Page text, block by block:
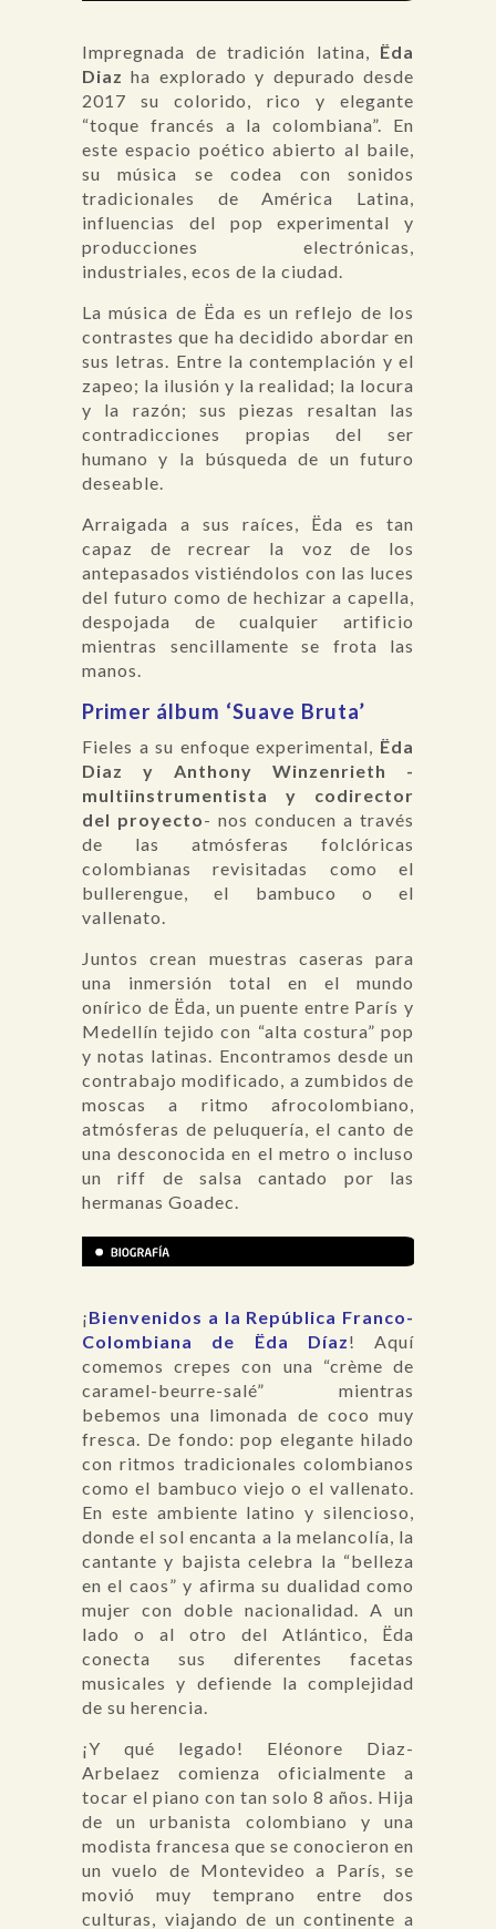
Impregnada de tradición latina, Ëda
Diaz ha explorado y depurado desde
2017 su colorido, rico y elegante
“toque francés a la colombiana”. En
este espacio poético abierto al baile,
su música se codea con sonidos
tradicionales de América Latina,
influencias del pop experimental y
producciones electrónicas,
industriales, ecos de la ciudad.
La música de Ëda es un reflejo de los
contrastes que ha decidido abordar en
sus letras. Entre la contemplación y el
zapeo; la ilusión y la realidad; la locura
y la razón; sus piezas resaltan las
contradicciones propias del ser
humano y la búsqueda de un futuro
deseable.
Arraigada a sus raíces, Ëda es tan
capaz de recrear la voz de los
antepasados vistiéndolos con las luces
del futuro como de hechizar a capella,
despojada de cualquier artificio
mientras sencillamente se frota las
manos.
Primer álbum ‘Suave Bruta’
Fieles a su enfoque experimental, Ëda
Diaz y Anthony Winzenrieth -
multiinstrumentista y codirector
del proyecto- nos conducen a través
de las atmósferas folclóricas
colombianas revisitadas como el
bullerengue, el bambuco o el
vallenato.
Juntos crean muestras caseras para
una inmersión total en el mundo
onírico de Ëda, un puente entre París y
Medellín tejido con “alta costura” pop
y notas latinas. Encontramos desde un
contrabajo modificado, a zumbidos de
moscas a ritmo afrocolombiano,
atmósferas de peluquería, el canto de
una desconocida en el metro o incluso
un riff de salsa cantado por las
hermanas Goadec.
¡Bienvenidos a la República Franco-
Colombiana de Ëda Díaz! Aquí
comemos crepes con una “crème de
caramel-beurre-salé” mientras
bebemos una limonada de coco muy
fresca. De fondo: pop elegante hilado
con ritmos tradicionales colombianos
como el bambuco viejo o el vallenato.
En este ambiente latino y silencioso,
donde el sol encanta a la melancolía, la
cantante y bajista celebra la “belleza
en el caos” y afirma su dualidad como
mujer con doble nacionalidad. A un
lado o al otro del Atlántico, Ëda
conecta sus diferentes facetas
musicales y defiende la complejidad
de su herencia.
¡Y qué legado! Eléonore Diaz-
Arbelaez comienza oficialmente a
tocar el piano con tan solo 8 años. Hija
de un urbanista colombiano y una
modista francesa que se conocieron en
un vuelo de Montevideo a París, se
movió muy temprano entre dos
culturas, viajando de un continente a